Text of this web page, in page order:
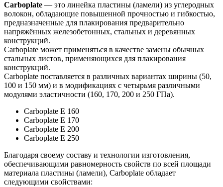
Carboplate — это линейка пластины (ламели) из углеродных
волокон, обладающие повышенной прочностью и гибкостью,
предназначенные для плакирования предварительно
напряжённых железобетонных, стальных и деревянных
конструкций.
Carboplate может применяться в качестве замены обычных
стальных листов, применяющихся для плакирования
конструкций.
Carboplate поставляется в различных вариантах ширины (50,
100 и 150 мм) и в модификациях с четырьмя различными
модулями эластичности (160, 170, 200 и 250 ГПа).
Carboplate Е 160
Carboplate Е 170
Carboplate Е 200
Carboplate Е 250
Благодаря своему составу и технологии изготовления,
обеспечивающими равномерность свойств по всей площади
материала пластины (ламели), Carboplate обладает
следующими свойствами: